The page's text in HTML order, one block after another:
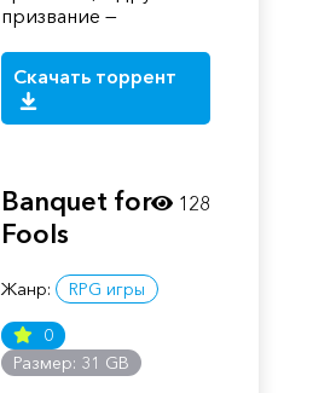
призвание —
Скачать торрент
Banquet for
Fools
Жанр: RPG игры
0
Размер: 31 GB
128